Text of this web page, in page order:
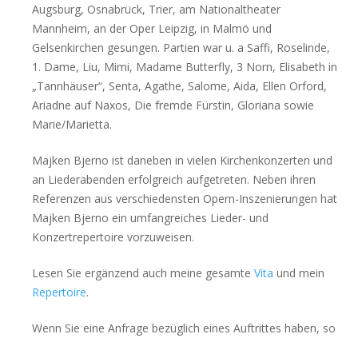
Augsburg, Osnabrück, Trier, am Nationaltheater
Mannheim, an der Oper Leipzig, in Malmö und
Gelsenkirchen gesungen. Partien war u. a Saffi, Roselinde,
1. Dame, Liu, Mimi, Madame Butterfly, 3 Norn, Elisabeth in
„Tannhäuser“, Senta, Agathe, Salome, Aida, Ellen Orford,
Ariadne auf Naxos, Die fremde Fürstin, Gloriana sowie
Marie/Marietta.
Majken Bjerno ist daneben in vielen Kirchenkonzerten und
an Liederabenden erfolgreich aufgetreten. Neben ihren
Referenzen aus verschiedensten Opern-Inszenierungen hat
Majken Bjerno ein umfangreiches Lieder- und
Konzertrepertoire vorzuweisen.
Lesen Sie ergänzend auch meine gesamte Vita und mein
Repertoire.
Wenn Sie eine Anfrage bezüglich eines Auftrittes haben, so